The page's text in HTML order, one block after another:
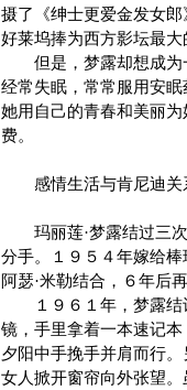
摄了《绅士更爱金发女
好莱坞捧为西方影坛最大
但是，梦露却想成为
经常失眠，常常服用安
她用自己的青春和美丽
费。
感情生活与肯尼迪关
玛丽莲·梦露结过三次
分手。１９５４年嫁给
阿瑟·米勒结合，６年后
１９６１年，梦露结
镜，手里拿着一本速记
夕阳中手挽手并肩而行
女人掀开窗帘向外张望